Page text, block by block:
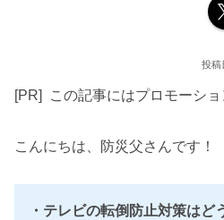
[PR] この記事にはプロモーショ
こんにちは、防災父さんです！
・テレビの転倒防止対策はど